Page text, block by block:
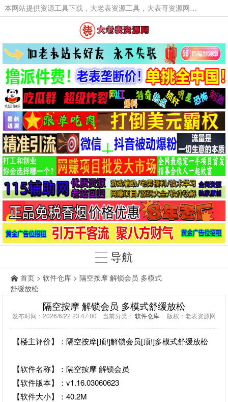
本网站提供资源工具下载，大老表资源工具，大表哥资源网软件工具，大老表资源下载，活动线报福利资源分享,活动线报，大型网游经典游戏，网络热门技术游戏辅助交流与分享。
导航
首页 > 软件仓库 > 隔空按摩 解锁会员 多模式
舒缓放松
隔空按摩 解锁会员 多模式舒缓放松
发布时间：2026/6/22 23:47:00 当前分类： 软件仓库 版权：老表资源网
【楼主评价】：隔空按摩[顶!]解锁会员[顶!]多模式舒缓放松
【软件名称】：隔空按摩 解锁会员
【软件版本】：v1.16.03060623
【软件大小】：40.2M